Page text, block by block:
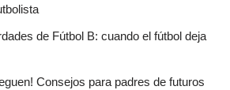
de Fútbol B: cuando el fútbol deja
Consejos para padres de futuros